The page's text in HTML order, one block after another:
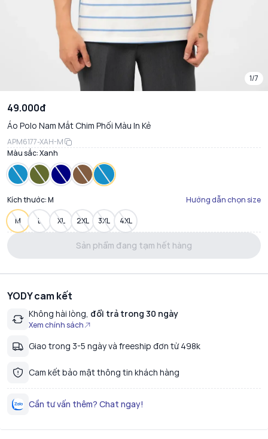
1/7
49.000đ
Áo Polo Nam Mắt Chim Phối Màu In Kẻ
APM6177-XAH-M
Màu sắc:Xanh
Kích thước:M Hướng dẫn chọn size
M L XL 2XL 3XL 4XL
Sản phẩm đang tạm hết hàng
YODY cam kết
Không hài lòng, đổi trả trong 30 ngày
Xem chính sách
Giao trong 3-5 ngày và freeship đơn từ 498k
Cam kết bảo mật thông tin khách hàng
Cần tư vấn thêm? Chat ngay!